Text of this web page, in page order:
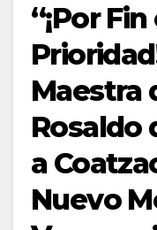
“¡Por
Maestra
Rosaldo
a
Nuevo